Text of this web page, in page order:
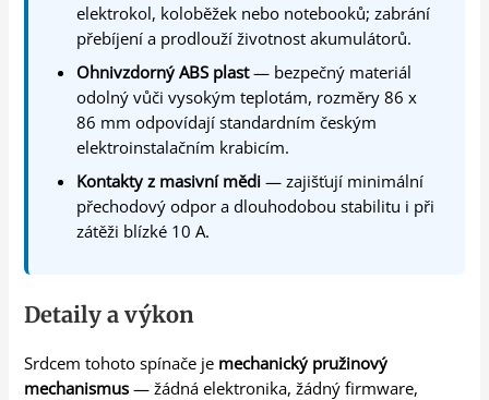
elektrokol, koloběžek nebo notebooků; zabrání
přebíjení a prodlouží životnost akumulátorů.
Ohnivzdorný ABS plast— bezpečný materiál
odolný vůči vysokým teplotám, rozměry 86 x
86 mm odpovídají standardním českým
elektroinstalačním krabicím.
Kontakty z masivní mědi — zajišťují minimální
přechodový odpor a dlouhodobou stabilitu i při
zátěži blízké 10 A.
Detaily a výkon
Srdcem tohoto spínače je mechanický pružinový
mechanismus — žádná elektronika, žádný firmware,